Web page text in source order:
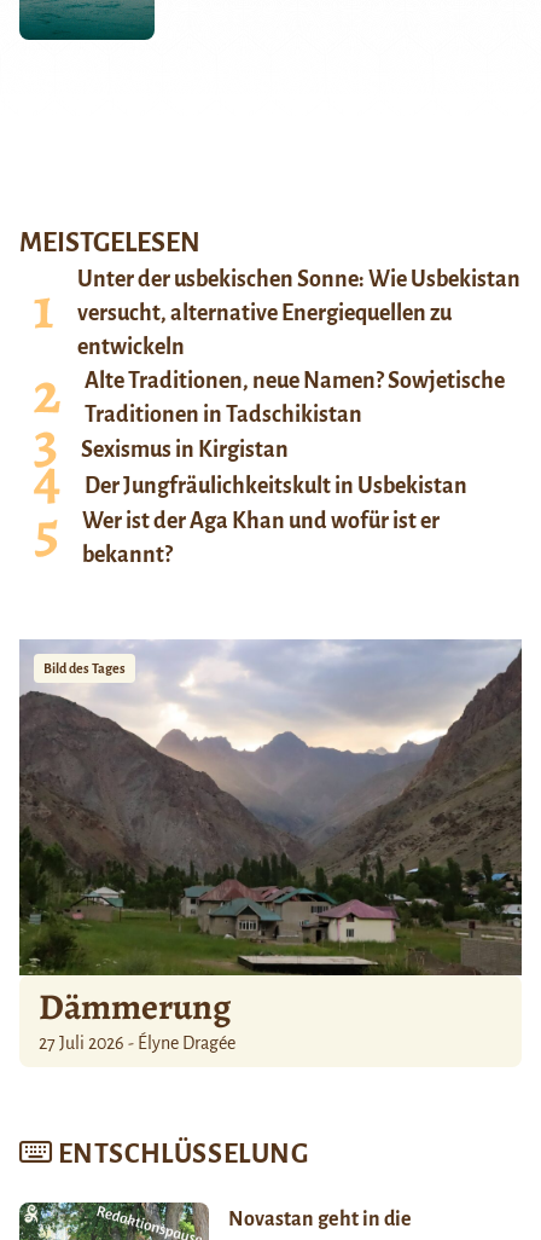
MEISTGELESEN
Unter der usbekischen Sonne: Wie Usbekistan
versucht, alternative Energiequellen zu
entwickeln
Alte Traditionen, neue Namen? Sowjetische
Traditionen in Tadschikistan
Sexismus in Kirgistan
Der Jungfräulichkeitskult in Usbekistan
Wer ist der Aga Khan und wofür ist er
bekannt?
Bild des Tages
Dämmerung
27 Juli 2026 - Élyne Dragée
ENTSCHLÜSSELUNG
Novastan geht in die